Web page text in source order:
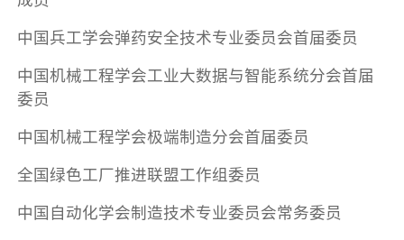
中国兵工学会弹药安全技术专业委员会首届委员
中国机械工程学会工业大数据与智能系统分会首届
委员
中国机械工程学会极端制造分会首届委员
全国绿色工厂推进联盟工作组委员
中国自动化学会制造技术专业委员会常务委员